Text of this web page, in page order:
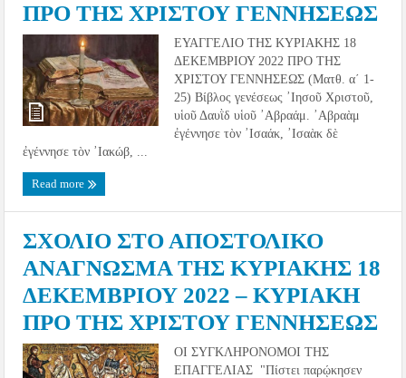
ΠΡΟ ΤΗΣ ΧΡΙΣΤΟΥ ΓΕΝΝΗΣΕΩΣ
ΕΥΑΓΓΕΛΙΟ ΤΗΣ ΚΥΡΙΑΚΗΣ 18
ΔΕΚΕΜΒΡΙΟΥ 2022 ΠΡΟ ΤΗΣ
ΧΡΙΣΤΟΥ ΓΕΝΝΗΣΕΩΣ (Ματθ. α´ 1-
25) Βίβλος γενέσεως ᾿Ιησοῦ Χριστοῦ,
υἱοῦ Δαυῒδ υἱοῦ ᾿Αβραάμ. ᾿Αβραὰμ
ἐγέννησε τὸν ᾿Ισαάκ, ᾿Ισαὰκ δὲ
ἐγέννησε τὸν ᾿Ιακώβ, ...
Read more
ΣΧΟΛΙΟ ΣΤΟ ΑΠΟΣΤΟΛΙΚΟ
ΑΝΑΓΝΩΣΜΑ ΤΗΣ ΚΥΡΙΑΚΗΣ 18
ΔΕΚΕΜΒΡΙΟΥ 2022 – ΚΥΡΙΑΚΗ
ΠΡΟ ΤΗΣ ΧΡΙΣΤΟΥ ΓΕΝΝΗΣΕΩΣ
ΟΙ ΣΥΓΚΛΗΡΟΝΟΜΟΙ ΤΗΣ
ΕΠΑΓΓΕΛΙΑΣ "Πίστει παρῴκησεν